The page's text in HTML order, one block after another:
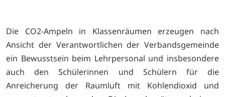
Die CO2-Ampeln in Klassenräumen erzeugen nach
Ansicht der Verantwortlichen der Verbandsgemeinde
ein Bewusstsein beim Lehrpersonal und insbesondere
auch den Schülerinnen und Schülern für die
Anreicherung der Raumluft mit Kohlendioxid und